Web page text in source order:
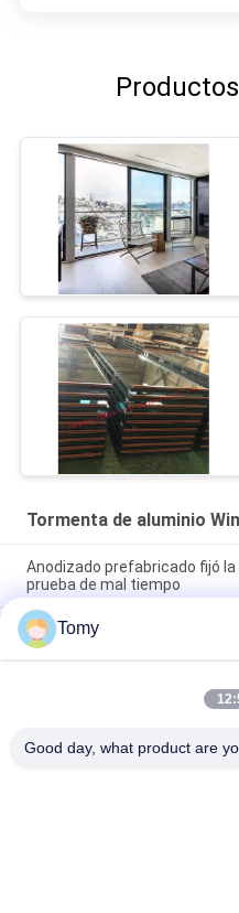
Tormenta de aluminio
Anodizado prefabricado fijó
prueba de mal tiempo
Marco de aluminio de la
prenda impermeable
Lumbrera de aluminio a
persiana de Windows de la
Tomy
Good day, what product are